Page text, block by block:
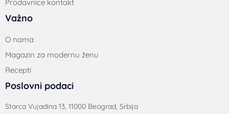
Prodavnice kontakt
Važno
O nama
Magazin za modernu ženu
Recepti
Poslovni podaci
Starca Vujadina 13, 11000 Beograd, Srbija